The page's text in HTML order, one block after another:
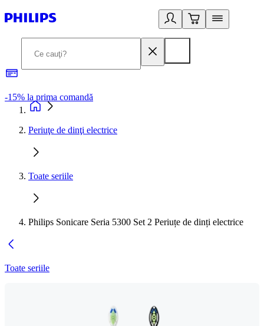
-15% la prima comandă
Periuţe de dinţi electrice
Toate seriile
Philips Sonicare Seria 5300 Set 2 Periuțe de dinți electrice
Toate seriile